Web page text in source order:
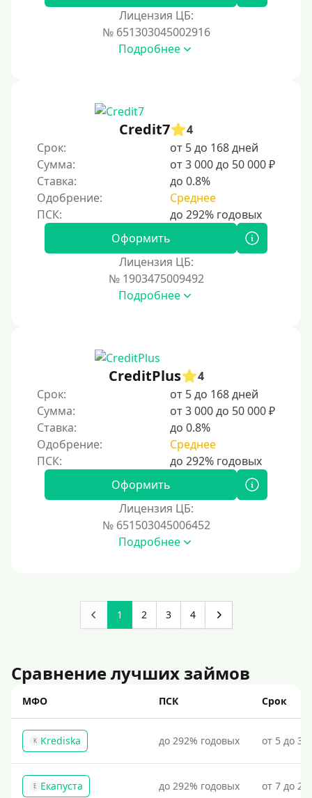
Лицензия ЦБ:
№ 651303045002916
Подробнее
Credit7
4
Срок:
от 5 до 168 дней
Сумма:
от 3 000 до 50 000 ₽
Ставка:
до 0.8%
Одобрение:
Среднее
Оформить
Лицензия ЦБ:
№ 1903475009492
Подробнее
CreditPlus
4
Срок:
от 5 до 168 дней
Сумма:
от 3 000 до 50 000 ₽
Ставка:
до 0.8%
Одобрение:
Среднее
Оформить
Лицензия ЦБ:
№ 651503045006452
Подробнее
1 2 3 4
Сравнение лучших займов
МФО ПСК Срок
K Krediska до 292% годовых от 5 до
Е Екапуста до 292% годовых от 7 до